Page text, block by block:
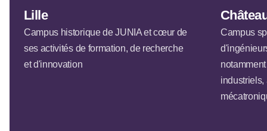
Lille
Campus historique de JUNIA et cœur de
ses activités de formation, de recherche
et d'innovation
Campus
industriels,